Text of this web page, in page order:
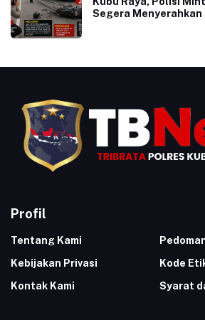
Segera Menyerahkan
Profil
Tentang Kami
Kebijakan Privasi
Kode
Kontak Kami
Syarat